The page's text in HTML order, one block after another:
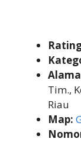
Tim.,
Riau
Map: